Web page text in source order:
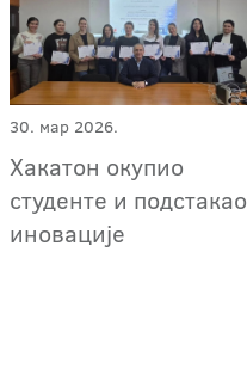
30. мар 2026.
Хакатон окупио
студенте и подстакао
иновације